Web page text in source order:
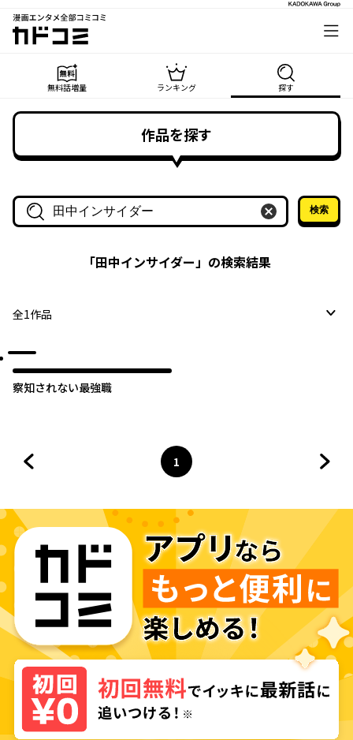
漫画エンタメ全部コミコミ
カドコミ
無料話増量 ランキング 探す
作品を探す
作品名・作家名で探す
検索
「田中インサイダー」の検索結果
全1作品
察知されない最強職
ページ
1
へ